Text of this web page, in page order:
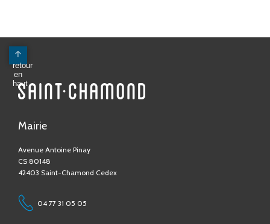
Mairie
Avenue Antoine Pinay
04 77 31 05 05